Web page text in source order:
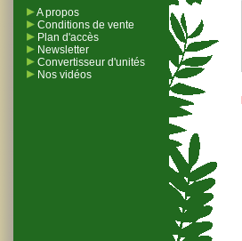
A propos
Conditions de vente
Plan d'accès
Newsletter
Convertisseur d'unités
Nos vidéos